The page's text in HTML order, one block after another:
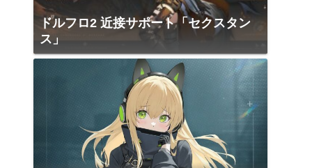
ドルフロ2 近接サポート「セクスタン
ス」